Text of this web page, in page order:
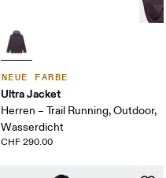
NEUE FARBE
Ultra Jacket
Herren – Trail Running, Outdoor,
Wasserdicht
CHF 290.00